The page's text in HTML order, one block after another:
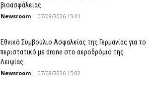
βιοασφάλειας
Newsroom - 07/08/2026 15:41
Εθνικό Συμβούλιο Ασφαλείας της Γερμανίας για το
περιστατικό με drone στο αεροδρόμιο της
Λειψίας
Newsroom - 07/08/2026 15:02